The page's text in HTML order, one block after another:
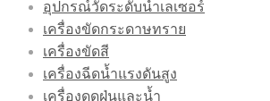
อุปกรณ์วัดระดับน้ำเลเซอร์
เครื่องขัดกระดาษทราย
เครื่องขัดสี
เครื่องฉีดน้ำแรงดันสูง
เครื่องดูดฝุ่นและน้ำ